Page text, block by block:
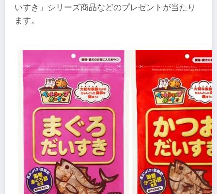
いすき」シリーズ商品などのプレゼントが当たり
ます。